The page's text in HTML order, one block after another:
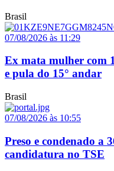
Brasil
07/08/2026 às 11:29
Ex mata mulher com
e pula do 15° andar
Brasil
07/08/2026 às 10:55
Preso e condenado a
candidatura no TSE